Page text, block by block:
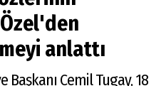
anlattı
Cemil Tugay, 18